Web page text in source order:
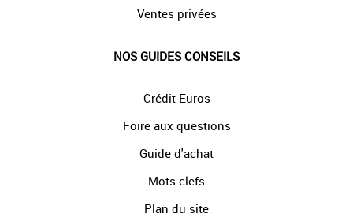
Ventes privées
NOS GUIDES CONSEILS
Crédit Euros
Foire aux questions
Guide d'achat
Mots-clefs
Plan du site